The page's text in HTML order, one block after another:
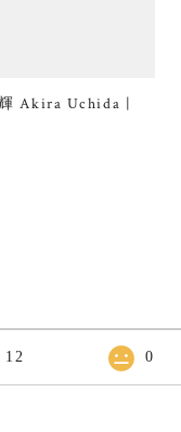
Akira Uchida |
12 0